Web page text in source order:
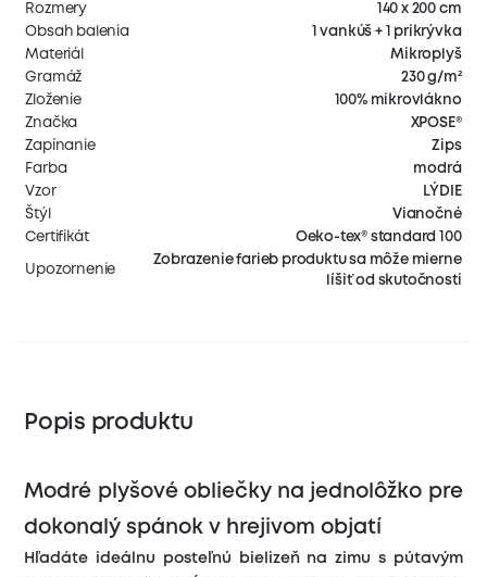
Rozmery
140 x 200 cm
Obsah balenia
1 vankúš + 1 prikrývka
Materiál
Mikroplyš
Gramáž
230 g/m²
Zloženie
100% mikrovlákno
Značka
XPOSE®
Zapínanie
Zips
Farba
modrá
Vzor
LÝDIE
Štýl
Vianočné
Certifikát
Oeko-tex® standard 100
Upozornenie
Zobrazenie farieb produktu sa môže mierne
líšiť od skutočnosti
Popis produktu
Modré plyšové obliečky na jednolôžko pre
dokonalý spánok v hrejivom objatí
Hľadáte ideálnu posteľnú bielizeň na zimu s pútavým